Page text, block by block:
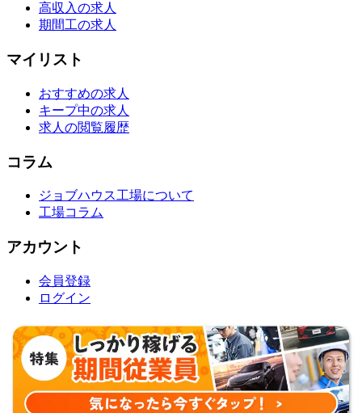
高収入の求人
期間工の求人
マイリスト
おすすめの求人
キープ中の求人
求人の閲覧履歴
コラム
ジョブハウス工場について
工場コラム
アカウント
会員登録
ログイン